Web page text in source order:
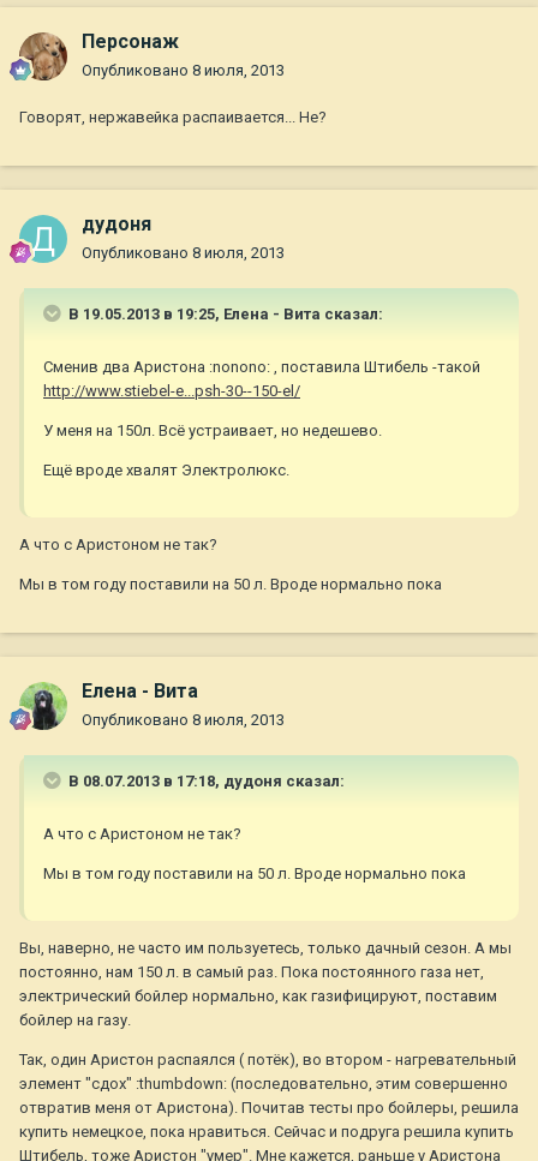
Персонаж
Опубликовано 8 июля, 2013
Говорят, нержавейка распаивается... Не?
дудоня
Опубликовано 8 июля, 2013
В 19.05.2013 в 19:25, Елена - Вита сказал:
Сменив два Аристона :nonono: , поставила Штибель -такой
http://www.stiebel-e...psh-30--150-el/
У меня на 150л. Всё устраивает, но недешево.
Ещё вроде хвалят Электролюкс.
А что с Аристоном не так?
Мы в том году поставили на 50 л. Вроде нормально пока
Елена - Вита
Опубликовано 8 июля, 2013
В 08.07.2013 в 17:18, дудоня сказал:
А что с Аристоном не так?
Мы в том году поставили на 50 л. Вроде нормально пока
Вы, наверно, не часто им пользуетесь, только дачный сезон. А мы
постоянно, нам 150 л. в самый раз. Пока постоянного газа нет,
электрический бойлер нормально, как газифицируют, поставим
бойлер на газу.
Так, один Аристон распаялся ( потёк), во втором - нагревательный
элемент "сдох" :thumbdown: (последовательно, этим совершенно
отвратив меня от Аристона). Почитав тесты про бойлеры, решила
купить немецкое, пока нравиться. Сейчас и подруга решила купить
Штибель, тоже Аристон "умер". Мне кажется, раньше у Аристона